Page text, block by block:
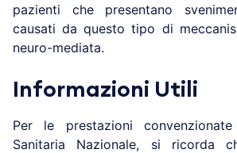
pazienti che presentano
causati da questo tipo di
neuro-mediata.
Informazioni Utili
Per le prestazioni
Sanitaria Nazionale, si ricorda